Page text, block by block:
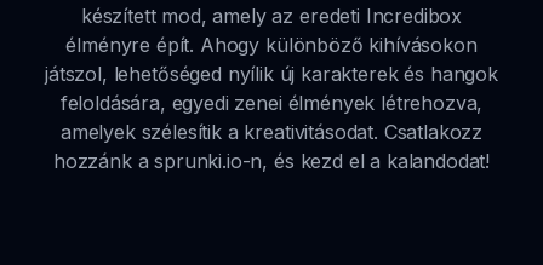
készített mod, amely az eredeti Incredibox
élményre épít. Ahogy különböző kihívásokon
játszol, lehetőséged nyílik új karakterek és hangok
feloldására, egyedi zenei élmények létrehozva,
amelyek szélesítik a kreativitásodat. Csatlakozz
hozzánk a sprunki.io-n, és kezd el a kalandodat!